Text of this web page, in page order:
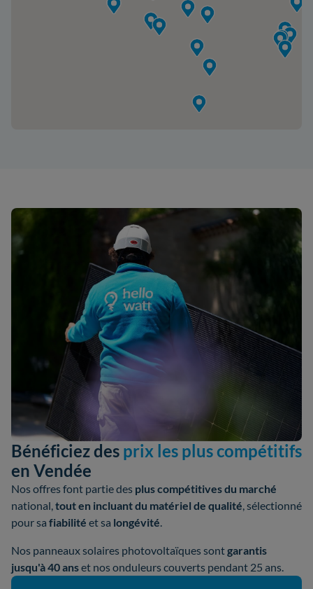
Bénéficiez des prix les plus compétitifs
en Vendée
Nos offres font partie des plus compétitives du marché
national,tout en incluant du matériel de qualité, sélectionné
pour sa fiabilité et sa longévité.
Nos panneaux solaires photovoltaïques sontgarantis
jusqu'à 40 anset nos onduleurs couverts pendant 25 ans.